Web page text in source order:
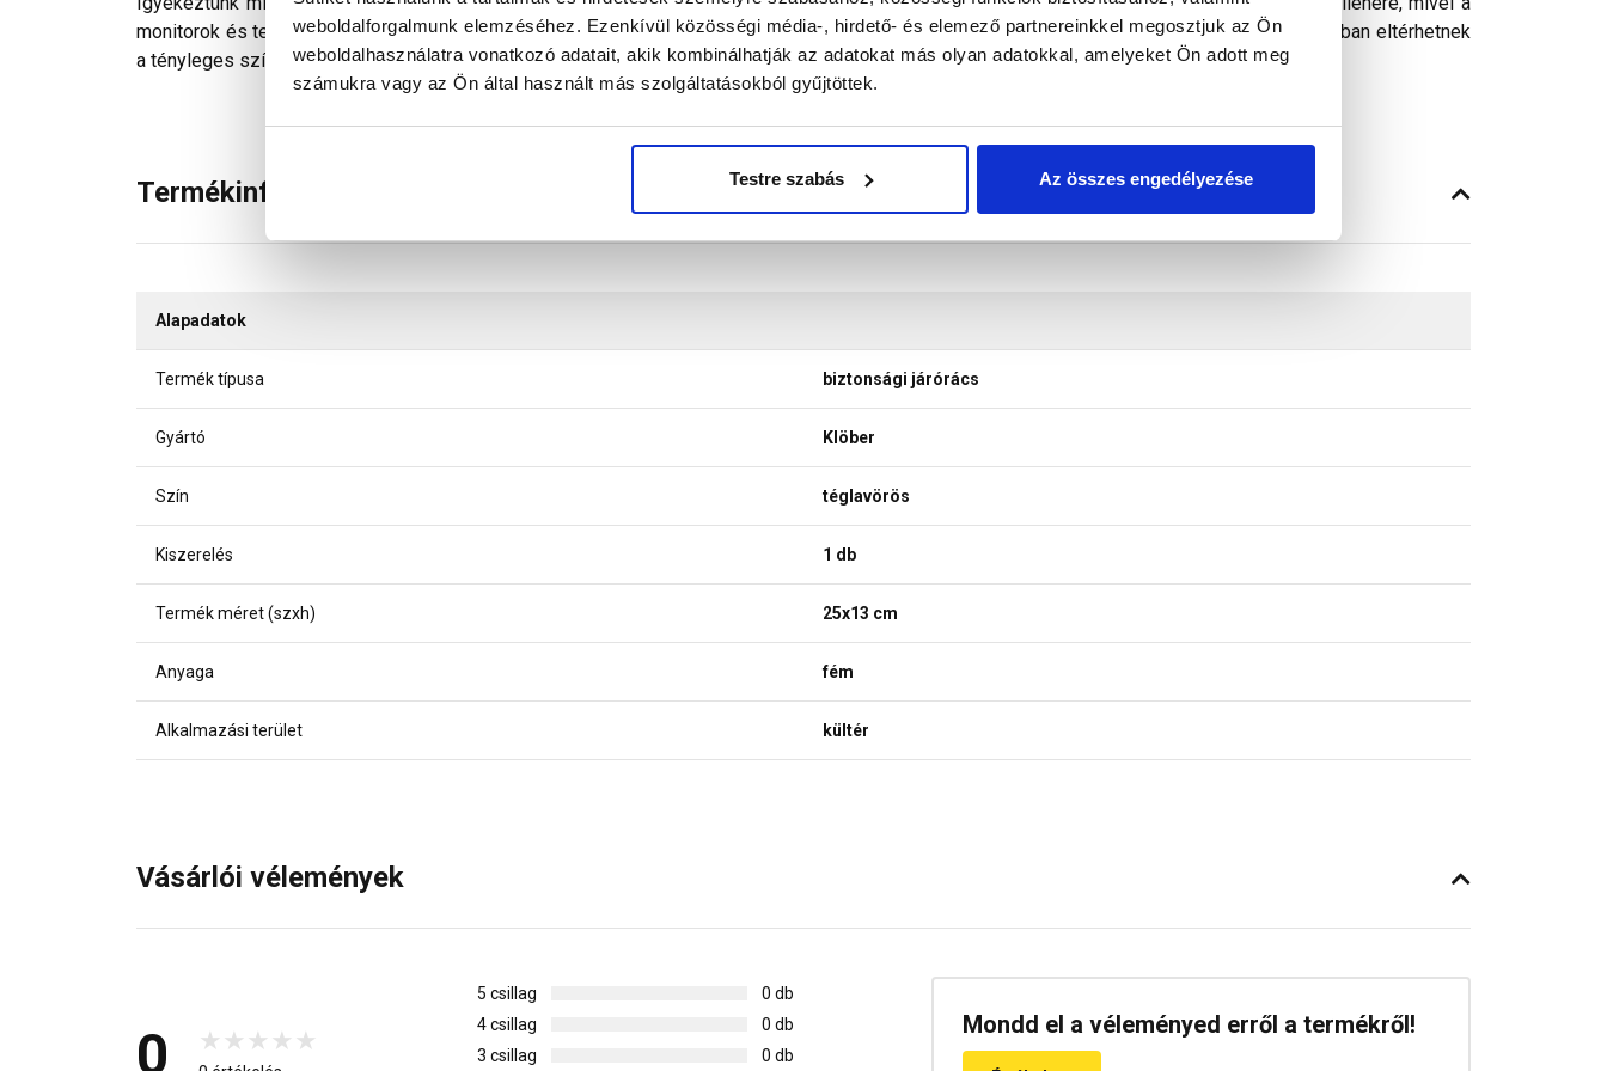
weboldalforgalmunk elemzéséhez. Ezenkívül közösségi média-, hirdető- és elemező partnereinkkel megosztjuk az Ön
weboldalhasználatra vonatkozó adatait, akik kombinálhatják az adatokat más olyan adatokkal, amelyeket Ön adott meg
számukra vagy az Ön által használt más szolgáltatásokból gyűjtöttek.
Testre szabás Az összes engedélyezése
monitorok és telefonok kijelzőin megjelenő színek a legtöbb esetben nem tükrözik 100%-ban a valóságot, a képeken látható színek árnyalataikban eltérhetnek
a tényleges színektől.
Termékinformáció
Alapadatok
Termék típusa biztonsági járórács
Gyártó Klöber
Szín téglavörös
Kiszerelés 1 db
Termék méret (szxh) 25x13 cm
Anyaga fém
Alkalmazási terület kültér
Vásárlói vélemények
0
5 csillag
0 db
4 csillag
0 db
3 csillag
0 db
Mondd el a véleményed erről a termékről!